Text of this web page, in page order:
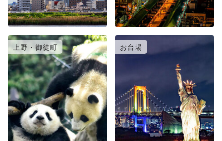
上野・御徒町 お台場